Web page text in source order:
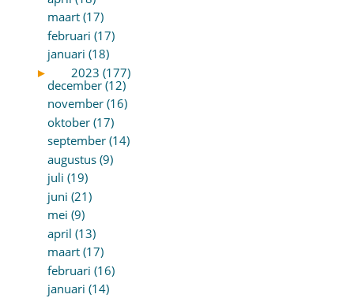
maart (17)
februari (17)
januari (18)
►
2023 (177)
december (12)
november (16)
oktober (17)
september (14)
augustus (9)
juli (19)
juni (21)
mei (9)
april (13)
maart (17)
februari (16)
januari (14)